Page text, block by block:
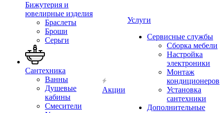
Бижутерия и
ювелирные изделия
Браслеты
Броши
Серьги
Сантехника
Ванны
Душевые
кабины
Смесители
Акции
Услуги
Сервисные службы
Сборка мебели
Настройка
электроники
Монтаж
кондиционеров
Установка
сантехники
Дополнительные